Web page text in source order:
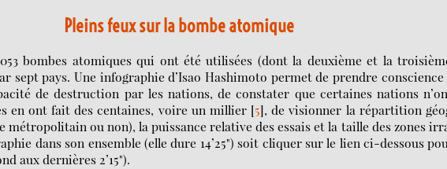
Pleins feux sur la bombe atomique
bombes atomiques qui ont été utilisées (dont la deuxième et la
sept pays. Une infographie d’Isao Hashimoto permet de prendre conscience
de destruction par les nations, de constater que certaines nations
en ont fait des centaines, voire un millier[5], de visionner la répartition
ou non), la puissance relative des essais et la taille des zones
dans son ensemble (elle dure 14’25") soit cliquer sur le lien ci-dessous
aux dernières 2’15").